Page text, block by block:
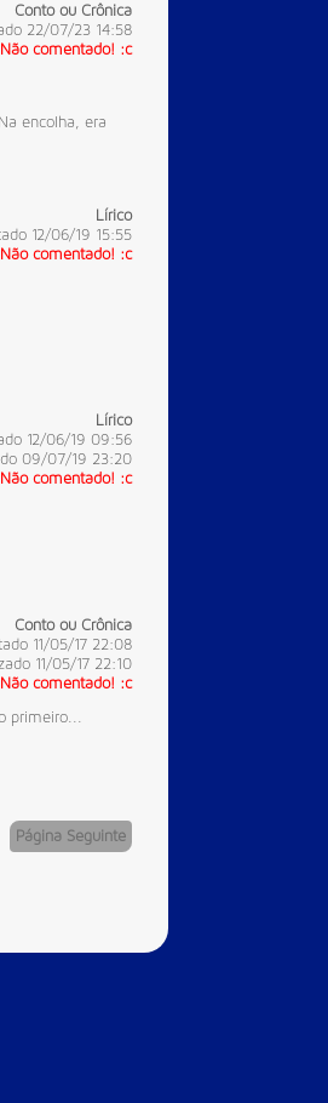
Conto ou Crônica
22/07/23 14:58
Não comentado! :c
encolha, era
Lírico
12/06/19 15:55
Não comentado! :c
Lírico
12/06/19 09:56
09/07/19 23:20
Não comentado! :c
Conto ou Crônica
11/05/17 22:08
11/05/17 22:10
Não comentado! :c
primeiro...
Página Seguinte